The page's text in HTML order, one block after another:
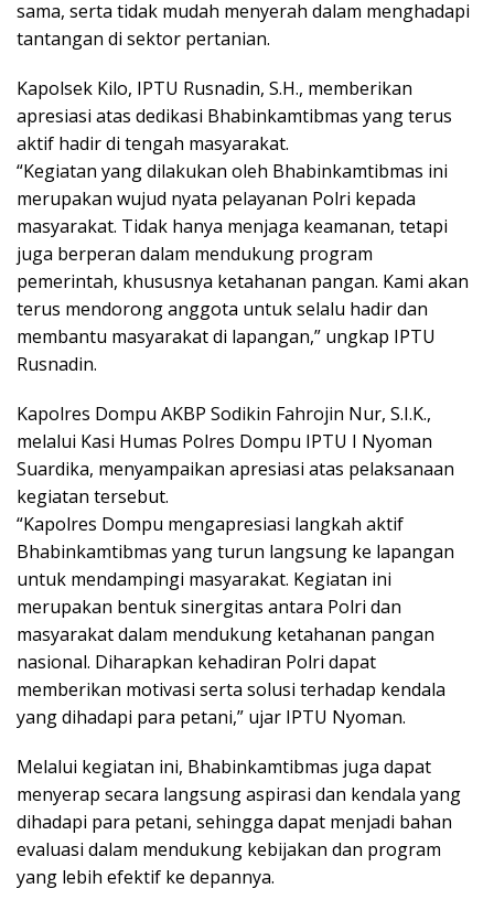
sama, serta tidak mudah menyerah dalam menghadapi
tantangan di sektor pertanian.
Kapolsek Kilo, IPTU Rusnadin, S.H., memberikan
apresiasi atas dedikasi Bhabinkamtibmas yang terus
aktif hadir di tengah masyarakat.
“Kegiatan yang dilakukan oleh Bhabinkamtibmas ini
merupakan wujud nyata pelayanan Polri kepada
masyarakat. Tidak hanya menjaga keamanan, tetapi
juga berperan dalam mendukung program
pemerintah, khususnya ketahanan pangan. Kami akan
terus mendorong anggota untuk selalu hadir dan
membantu masyarakat di lapangan,” ungkap IPTU
Rusnadin.
Kapolres Dompu AKBP Sodikin Fahrojin Nur, S.I.K.,
melalui Kasi Humas Polres Dompu IPTU I Nyoman
Suardika, menyampaikan apresiasi atas pelaksanaan
kegiatan tersebut.
“Kapolres Dompu mengapresiasi langkah aktif
Bhabinkamtibmas yang turun langsung ke lapangan
untuk mendampingi masyarakat. Kegiatan ini
merupakan bentuk sinergitas antara Polri dan
masyarakat dalam mendukung ketahanan pangan
nasional. Diharapkan kehadiran Polri dapat
memberikan motivasi serta solusi terhadap kendala
yang dihadapi para petani,” ujar IPTU Nyoman.
Melalui kegiatan ini, Bhabinkamtibmas juga dapat
menyerap secara langsung aspirasi dan kendala yang
dihadapi para petani, sehingga dapat menjadi bahan
evaluasi dalam mendukung kebijakan dan program
yang lebih efektif ke depannya.